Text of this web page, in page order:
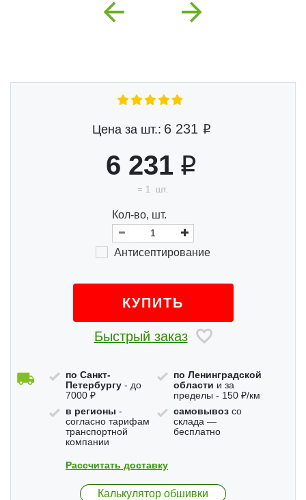
Previous Next
Цена за шт.: 6 231
6 231
= 1 шт.
Кол-во, шт.
Антисептирование
КУПИТЬ
Быстрый заказ
по Санкт-
Петербургу - до
7000 ₽
по Ленинградской
области и за
пределы - 150 ₽/км
в регионы -
согласно тарифам
транспортной
компании
самовывозсо
склада —
бесплатно
Рассчитать доставку
Калькулятор обшивки